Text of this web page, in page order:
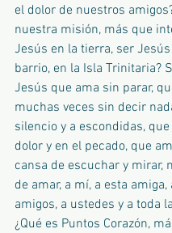
el dolor de nuestros
nuestra misión, más que
Jesús en la tierra, ser
barrio, en la Isla Trinitaria?
Jesús que ama sin parar,
muchas veces sin decir
silencio y a escondidas,
dolor y en el pecado, que
cansa de escuchar y mirar,
de amar, a mí, a esta
amigos, a ustedes y a toda
¿Qué es Puntos Corazón,